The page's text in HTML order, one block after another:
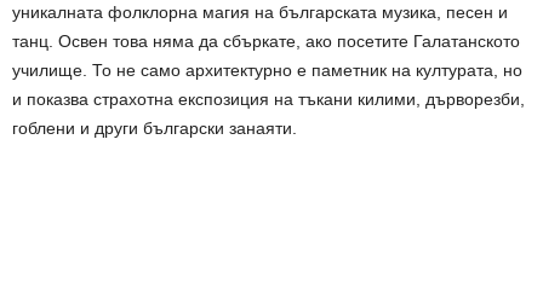
уникалната фолклорна магия на българската музика, песен и
танц. Освен това няма да сбъркате, ако посетите Галатанското
училище. То не само архитектурно е паметник на културата, но
и показва страхотна експозиция на тъкани килими, дърворезби,
гоблени и други български занаяти.